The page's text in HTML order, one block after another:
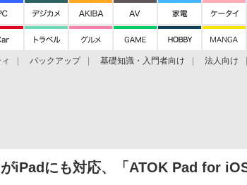
バックアップ 基礎知識・入門者向け 法人向け
iPadにも対応、「ATOK Pad for iOS